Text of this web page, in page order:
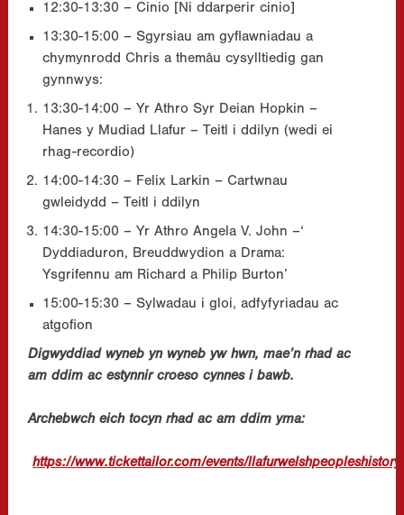
12:30-13:30 – Cinio [Ni ddarperir cinio]
13:30-15:00 – Sgyrsiau am gyflawniadau a
chymynrodd Chris a themâu cysylltiedig gan
gynnwys:
13:30-14:00 – Yr Athro Syr Deian Hopkin –
Hanes y Mudiad Llafur – Teitl i ddilyn (wedi ei
rhag-recordio)
14:00-14:30 – Felix Larkin – Cartwnau
gwleidydd – Teitl i ddilyn
14:30-15:00 – Yr Athro Angela V. John –‘
Dyddiaduron, Breuddwydion a Drama:
Ysgrifennu am Richard a Philip Burton’
15:00-15:30 – Sylwadau i gloi, adfyfyriadau ac
atgofion
Digwyddiad wyneb yn wyneb yw hwn, mae’n rhad ac
am ddim ac estynnir croeso cynnes i bawb.
Archebwch eich tocyn rhad ac am ddim yma:
https://www.tickettailor.com/events/